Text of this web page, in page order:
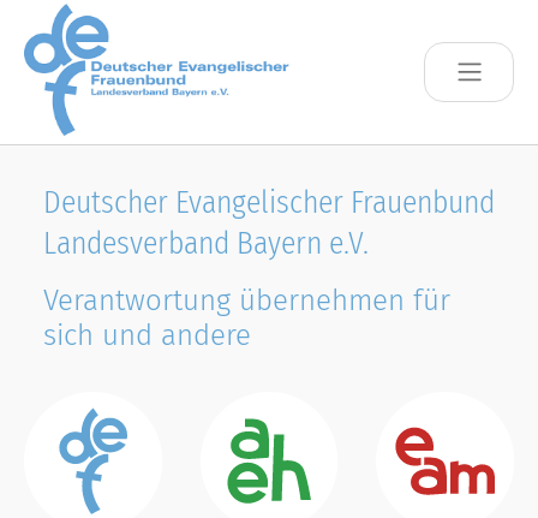
Skip to main content
Deutscher Evangelischer Frauenbund
Landesverband Bayern e.V.
Verantwortung übernehmen für
sich und andere